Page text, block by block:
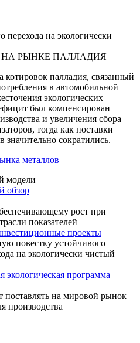
на экологически
РЫНКЕ ПАЛЛАДИЯ
котировок палладия, связанный
в автомобильной
экологических
был компенсирован
и увеличения сбора
тогда как поставки
значительно сократились.
металлов
модели
обзор
рост при
показателей
проекты
повестку устойчивого
на экологически чистый
экологическая программа
на мировой рынок
производства